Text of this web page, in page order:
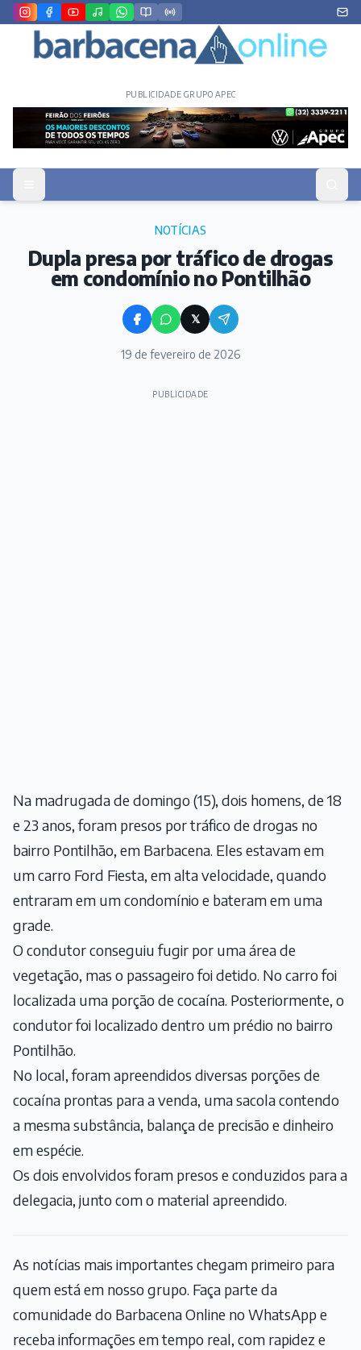
PUBLICIDADE GRUPO APEC
NOTÍCIAS
Dupla presa por tráfico de drogas
em condomínio no Pontilhão
𝕏
19 de fevereiro de 2026
PUBLICIDADE
Na madrugada de domingo (15), dois homens, de 18
e 23 anos, foram presos por tráfico de drogas no
bairro Pontilhão, em Barbacena. Eles estavam em
um carro Ford Fiesta, em alta velocidade, quando
entraram em um condomínio e bateram em uma
grade.
O condutor conseguiu fugir por uma área de
vegetação, mas o passageiro foi detido. No carro foi
localizada uma porção de cocaína. Posteriormente, o
condutor foi localizado dentro um prédio no bairro
Pontilhão.
No local, foram apreendidos diversas porções de
cocaína prontas para a venda, uma sacola contendo
a mesma substância, balança de precisão e dinheiro
em espécie.
Os dois envolvidos foram presos e conduzidos para a
delegacia, junto com o material apreendido.
As notícias mais importantes chegam primeiro para
quem está em nosso grupo. Faça parte da
comunidade do Barbacena Online no WhatsApp e
receba informações em tempo real, com rapidez e